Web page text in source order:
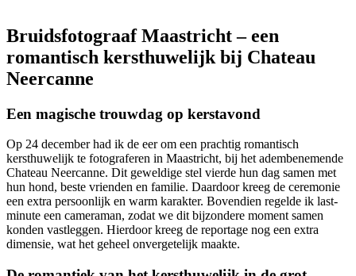
Bruidsfotograaf Maastricht – een
romantisch kersthuwelijk bij Chateau
Neercanne
Een magische trouwdag op kerstavond
Op 24 december had ik de eer om een prachtig romantisch
kersthuwelijk te fotograferen in Maastricht, bij het adembenemende
Chateau Neercanne. Dit geweldige stel vierde hun dag samen met
hun hond, beste vrienden en familie. Daardoor kreeg de ceremonie
een extra persoonlijk en warm karakter. Bovendien regelde ik last-
minute een cameraman, zodat we dit bijzondere moment samen
konden vastleggen. Hierdoor kreeg de reportage nog een extra
dimensie, wat het geheel onvergetelijk maakte.